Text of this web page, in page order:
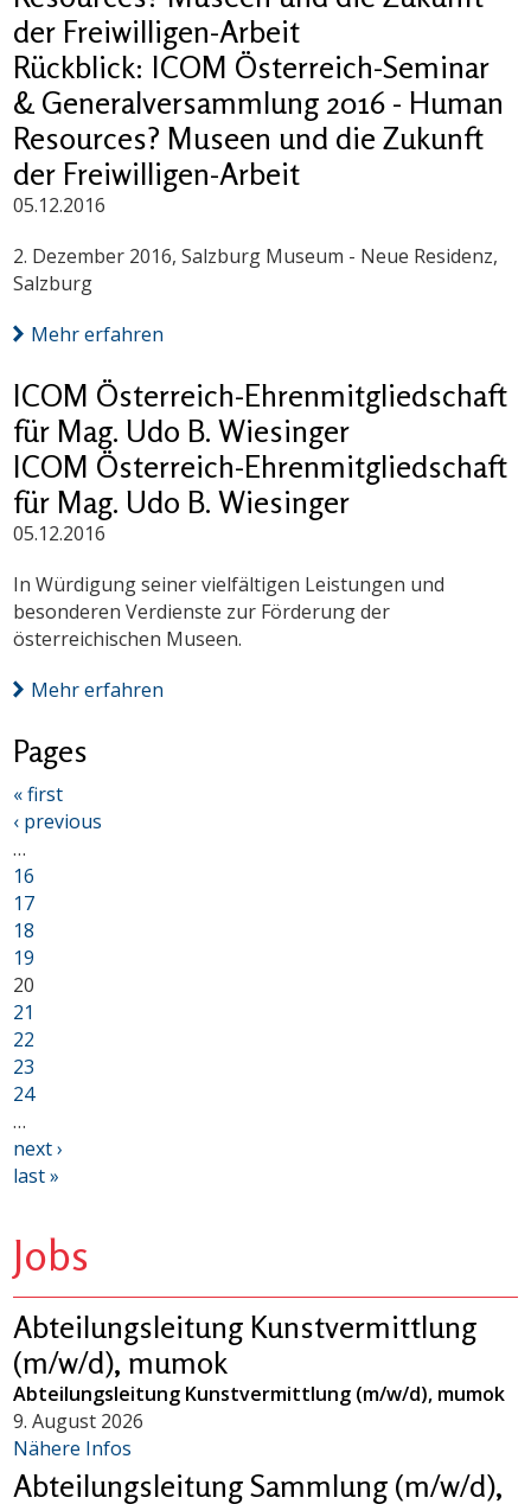
der Freiwilligen-Arbeit
Rückblick: ICOM Österreich-Seminar
& Generalversammlung 2016 - Human
Resources? Museen und die Zukunft
der Freiwilligen-Arbeit
05.12.2016
2. Dezember 2016, Salzburg Museum - Neue Residenz,
Salzburg
Mehr erfahren
ICOM Österreich-Ehrenmitgliedschaft
für Mag. Udo B. Wiesinger
ICOM Österreich-Ehrenmitgliedschaft
für Mag. Udo B. Wiesinger
05.12.2016
In Würdigung seiner vielfältigen Leistungen und
besonderen Verdienste zur Förderung der
österreichischen Museen.
Mehr erfahren
Pages
« first
‹ previous
…
16
17
18
19
20
21
22
23
24
…
next ›
last »
Jobs
Abteilungsleitung Kunstvermittlung
(m/w/d), mumok
Abteilungsleitung Kunstvermittlung (m/w/d), mumok
9. August 2026
Nähere Infos
Abteilungsleitung Sammlung (m/w/d),